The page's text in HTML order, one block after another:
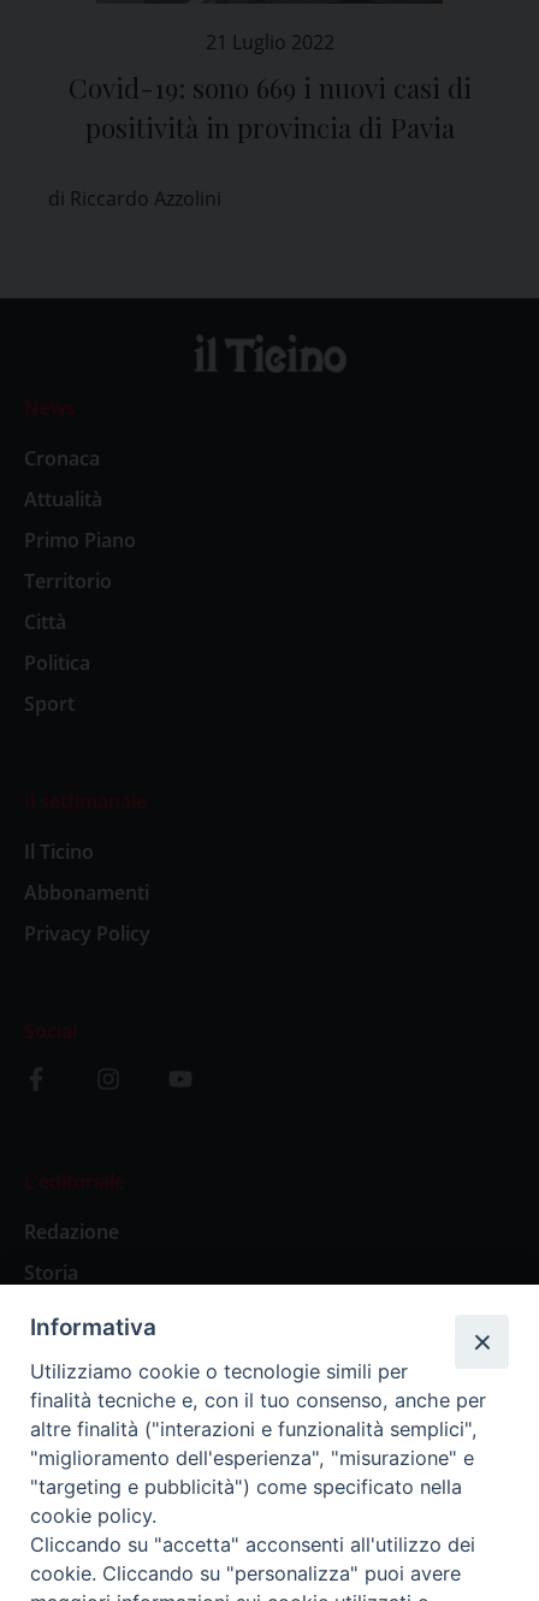
21 Luglio 2022
Covid-19: sono 669 i nuovi casi di
positività in provincia di Pavia
di Riccardo Azzolini
News
Cronaca
Attualità
Primo Piano
Territorio
Città
Politica
Sport
Il settimanale
Il Ticino
Abbonamenti
Privacy Policy
Social
L’editoriale
Redazione
Storia
Abbonamenti
Abbonamento Annuale Digitale
Abbonamento Annuale Cartaceo
Abbonamento Singola Copia Digitale
Informativa
Utilizziamo cookie o tecnologie simili per
finalità tecniche e, con il tuo consenso, anche per
altre finalità ("interazioni e funzionalità semplici",
"miglioramento dell'esperienza", "misurazione" e
"targeting e pubblicità") come specificato nella
cookie policy.
Cliccando su "accetta" acconsenti all'utilizzo dei
cookie. Cliccando su "personalizza" puoi avere